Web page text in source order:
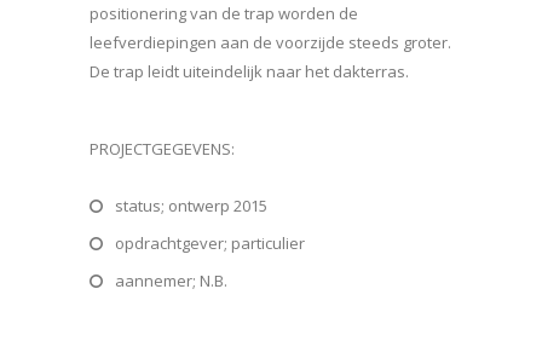
positionering van de trap worden de
leefverdiepingen aan de voorzijde steeds groter.
De trap leidt uiteindelijk naar het dakterras.
PROJECTGEGEVENS:
status; ontwerp 2015
opdrachtgever; particulier
aannemer; N.B.